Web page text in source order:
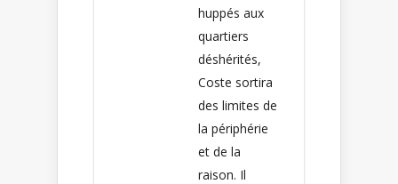
huppés aux
quartiers
déshérités,
Coste sortira
des limites de
la périphérie
et de la
raison. Il